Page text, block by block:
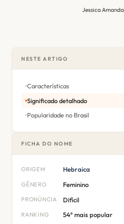
Jessica Amanda
NESTE ARTIGO
Características
Significado detalhado
Popularidade no Brasil
FICHA DO NOME
ORIGEM Hebraica
GÊNERO Feminino
PRONÚNCIA Difícil
RANKING 54º mais popular